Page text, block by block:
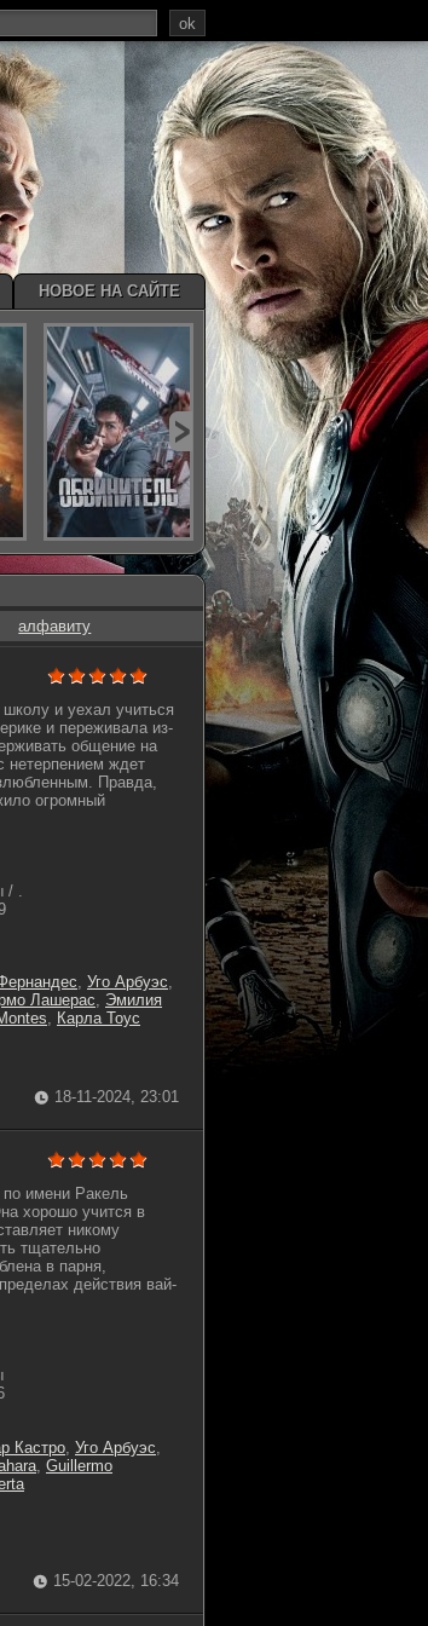
алфавиту
и уехал учиться
и переживала из-
общение на
нетерпением ждет
Правда,
огромный
/ .
, Уго Арбуэс,
Лашерас, Эмилия
, Карла Тоус
18-11-2024, 23:01
имени Ракель
хорошо учится в
никому
тщательно
в парня,
действия вай-
Кастро, Уго Арбуэс,
, Guillermo
15-02-2022, 16:34
ok
НОВОЕ НА САЙТЕ